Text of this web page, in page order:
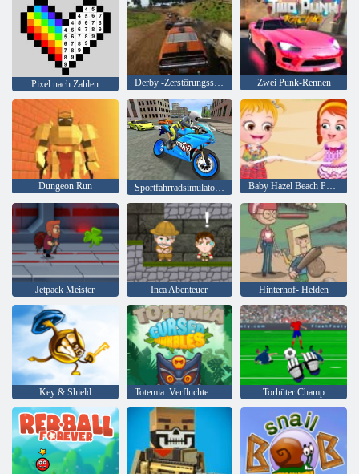
Pixel nach Zahlen Derby -Zerstörungssimulator Zwei Punk-Rennen
Dungeon Run Sportfahrradsimulator Drift 3d Baby Hazel Beach Party
Jetpack Meister Inca Abenteuer Hinterhof- Helden
Key & Shield Torhüter Champ